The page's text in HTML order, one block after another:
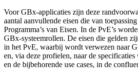
Voor GBx-applicaties zijn deze
aantal aanvullende eisen die van
Programma’s van Eisen. In de PvE’s
GBx-systeemrollen. De eisen die gelden
in het PvE, waarbij wordt verwezen naar
en, via deze profielen, naar de specificaties
en de bijbehorende use cases, in de